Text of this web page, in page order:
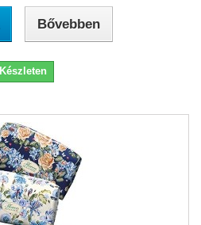
Bővebben
Készleten